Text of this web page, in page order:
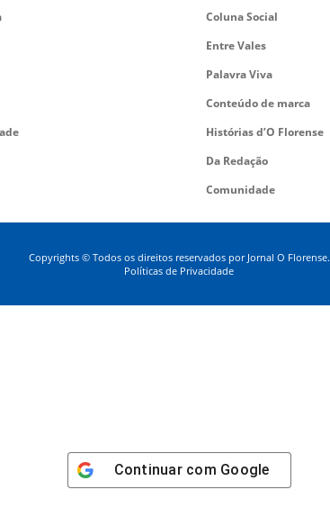
Coluna Social
Entre Vales
Palavra Viva
Conteúdo de marca
Histórias d’O Florense
Da Redação
Comunidade
Copyrights © Todos os direitos reservados por Jornal O Florense.
Políticas de Privacidade
Continuar com Google